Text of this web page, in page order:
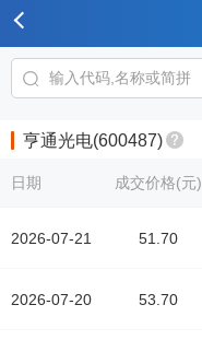
亨通光电(600487)
日期
2026-07-21
2026-07-20
成交价格(元)
51.70
53.70